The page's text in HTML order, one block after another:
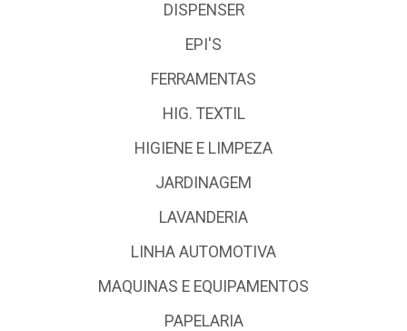
DISPENSER
EPI'S
FERRAMENTAS
HIG. TEXTIL
HIGIENE E LIMPEZA
JARDINAGEM
LAVANDERIA
LINHA AUTOMOTIVA
MAQUINAS E EQUIPAMENTOS
PAPELARIA